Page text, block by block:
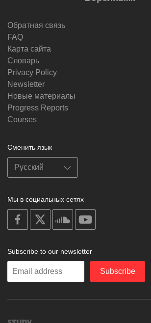
Обратная связь
FAQ
Карта сайта
Словарь
Privacy Policy
Newsletter
Новые материалы
Progress Reports
Courses
Сменить язык
Мы в социальных сетях
on
facebook
soundcloud
Subscribe to our newsletter
Enter
Subscribe